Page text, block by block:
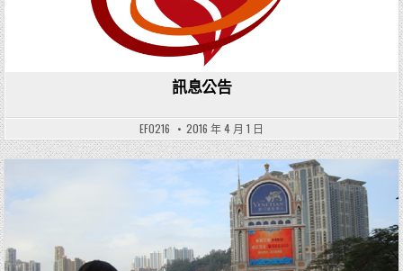
訊息公告
EF0216 2016 年 4 月 1 日